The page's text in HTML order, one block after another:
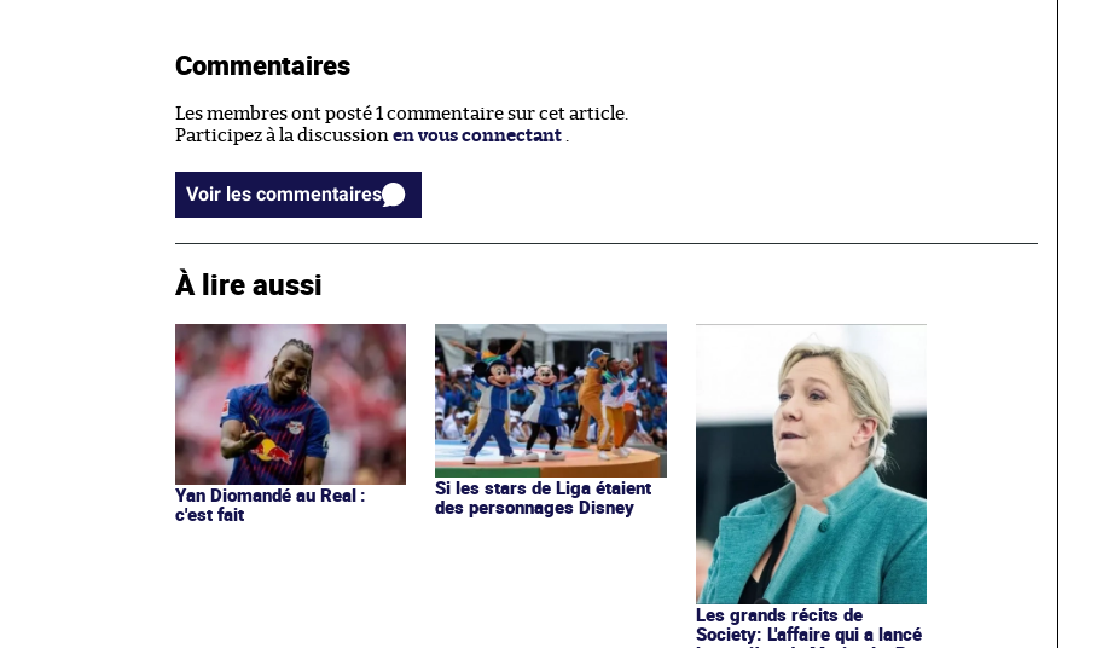
Commentaires
Les membres ont posté 1 commentaire sur cet article.
Participez à la discussion en vous connectant .
Voir les commentaires
À lire aussi
Yan Diomandé au Real :
c'est fait
Si les stars de Liga étaient
des personnages Disney
Les grands récits de
Society: L'affaire qui a lancé